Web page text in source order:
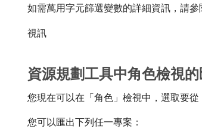
如需萬用字元篩選變數的詳細資訊，請參
視訊
資源規劃工具中角色檢視
您現在可以在「角色」檢視中，選取要從
您可以匯出下列任一專案：